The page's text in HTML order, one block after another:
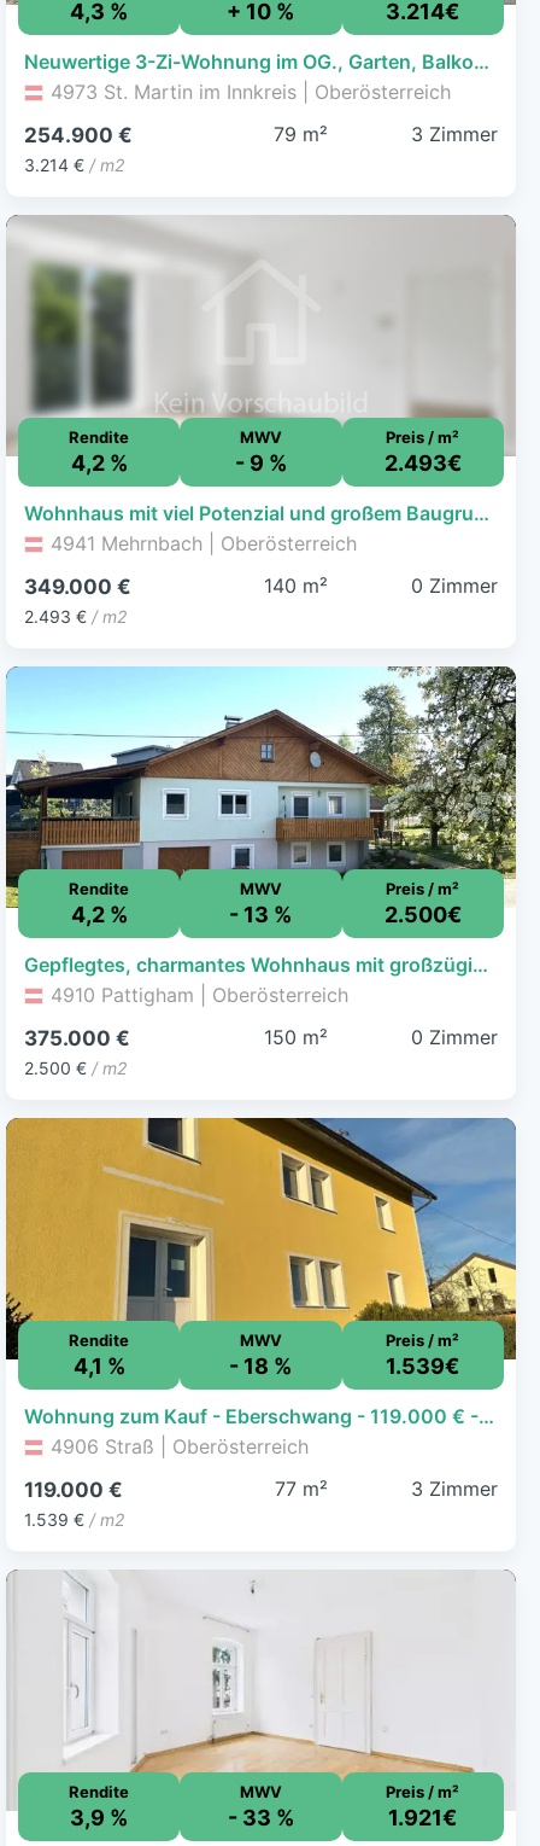
4,3 % + 10 % 3.214€
Neuwertige 3-Zi-Wohnung im OG., Garten, Balkon, Caport,79m², €254.900
4973 St. Martin im Innkreis | Oberösterreich
254.900 €
3.214 € / m2
79 m² 3 Zimmer
Rendite
4,2 %
MWV
- 9 %
Preis / m²
2.493€
Wohnhaus mit viel Potenzial und großem Baugrundstück in Stadtnähe von Ried im Innkreis
4941 Mehrnbach | Oberösterreich
349.000 €
2.493 € / m2
140 m² 0 Zimmer
Rendite
4,2 %
MWV
- 13 %
Preis / m²
2.500€
Gepflegtes, charmantes Wohnhaus mit großzügigem Garten
4910 Pattigham | Oberösterreich
375.000 €
2.500 € / m2
150 m² 0 Zimmer
Rendite
4,1 %
MWV
- 18 %
Preis / m²
1.539€
Wohnung zum Kauf - Eberschwang - 119.000 € - 3 Zimmer, 77,3 m², EG, frei ab sofort
4906 Straß | Oberösterreich
119.000 €
1.539 € / m2
77 m² 3 Zimmer
Rendite
3,9 %
MWV
- 33 %
Preis / m²
1.921€